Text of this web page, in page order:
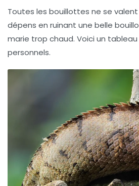
Toutes les bouillottes ne se
dépens en ruinant une belle
marie trop chaud. Voici un
personnels.